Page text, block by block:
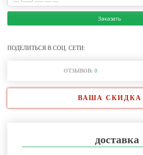
Заказать
ПОДЕЛИТЬСЯ В СОЦ. СЕТИ:
ОТЗЫВОВ: 0
ВАША СКИДКА
доставка